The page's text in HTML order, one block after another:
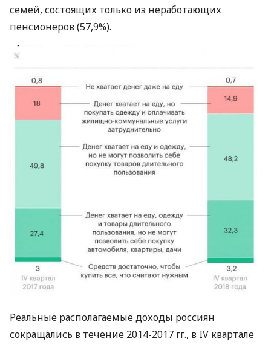
семей, состоящих только из неработающих
пенсионеров (57,9%).
Реальные располагаемые доходы россиян
сокращались в течение 2014-2017 гг., в IV квартале